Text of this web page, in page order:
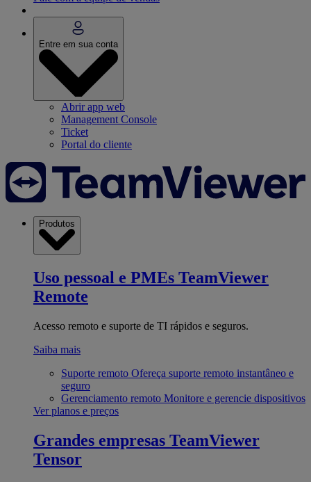
Entre em sua conta
Abrir app web
Management Console
Ticket
Portal do cliente
Produtos
Uso pessoal e PMEs TeamViewer
Remote
Acesso remoto e suporte de TI rápidos e seguros.
Saiba mais
Suporte remoto Ofereça suporte remoto instantâneo e
seguro
Gerenciamento remoto Monitore e gerencie dispositivos
Ver planos e preços
Grandes empresas TeamViewer
Tensor